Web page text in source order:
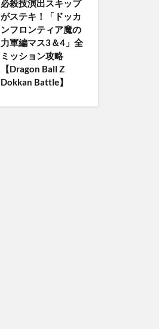
必殺技演出スキップ
がステキ！「ドッカ
ンフロンティア魔の
力軍編マス3＆4」全
ミッション攻略
【Dragon Ball Z
Dokkan Battle】